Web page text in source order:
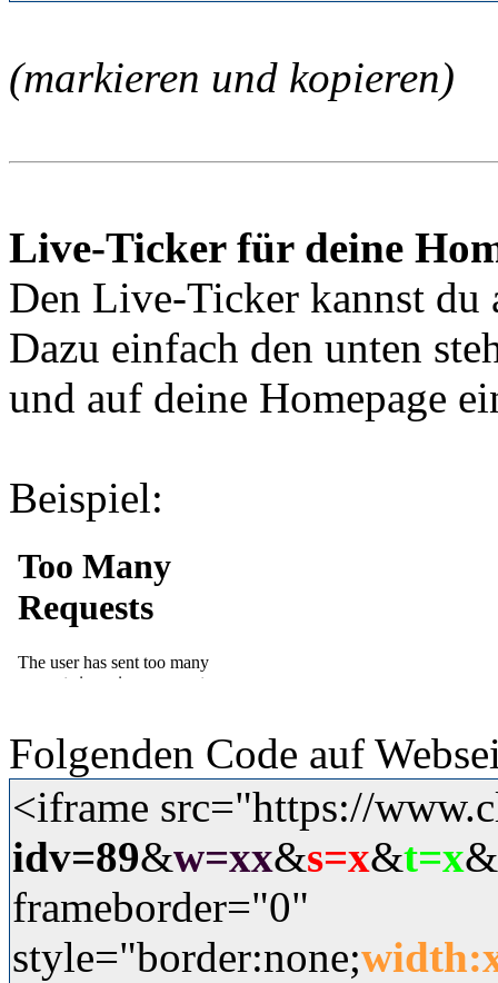
(markieren und kopieren)
Live-Ticker für deine
Den Live-Ticker kannst du
Dazu einfach den unten
und auf deine Homepage
Beispiel:
Folgenden Code auf
<iframe src="https://
idv=89&w=xx&s=x&t=x&
frameborder="0"
style="border:none;